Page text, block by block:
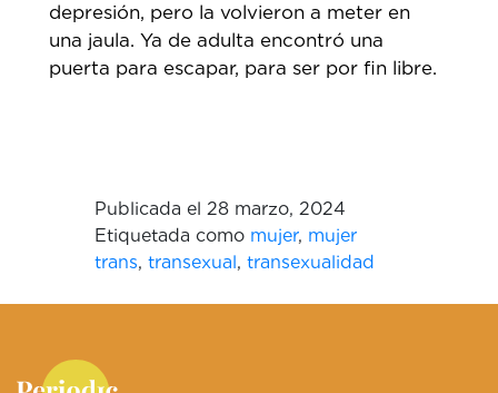
depresión, pero la volvieron a meter en
una jaula. Ya de adulta encontró una
puerta para escapar, para ser por fin libre.
Publicada el28 marzo, 2024
Etiquetada como mujer, mujer
trans,transexual,transexualidad